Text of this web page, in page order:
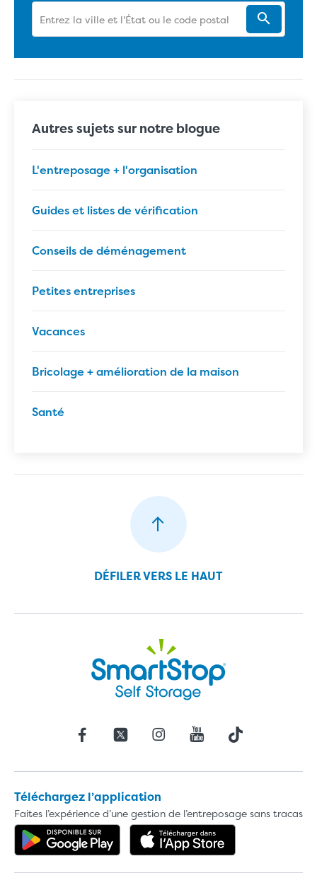
Autres sujets sur notre blogue
L'entreposage + l'organisation
Guides et listes de vérification
Conseils de déménagement
Petites entreprises
Vacances
Bricolage + amélioration de la maison
Santé
DÉFILER VERS LE HAUT
Téléchargez l’application
Faites l’expérience d’une gestion de l’entreposage sans tracas
Obtenez l'application dans Google